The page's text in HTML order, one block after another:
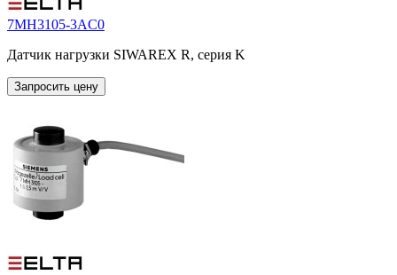
7MH3105-3AC0
Датчик нагрузки SIWAREX R, серия K
Запросить цену